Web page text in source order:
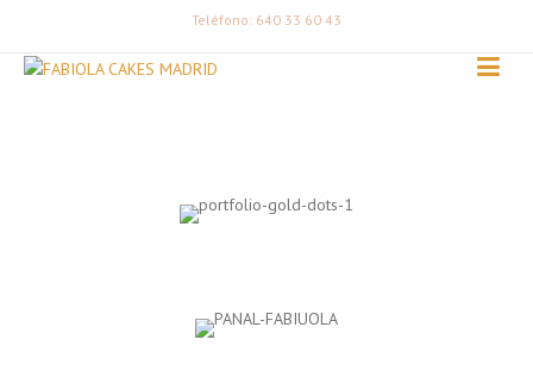
Teléfono: 640 33 60 43